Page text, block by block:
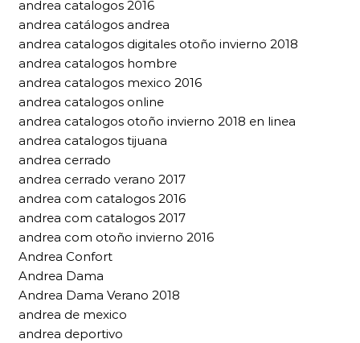
andrea catalogos 2016
andrea catálogos andrea
andrea catalogos digitales otoño invierno 2018
andrea catalogos hombre
andrea catalogos mexico 2016
andrea catalogos online
andrea catalogos otoño invierno 2018 en linea
andrea catalogos tijuana
andrea cerrado
andrea cerrado verano 2017
andrea com catalogos 2016
andrea com catalogos 2017
andrea com otoño invierno 2016
Andrea Confort
Andrea Dama
Andrea Dama Verano 2018
andrea de mexico
andrea deportivo